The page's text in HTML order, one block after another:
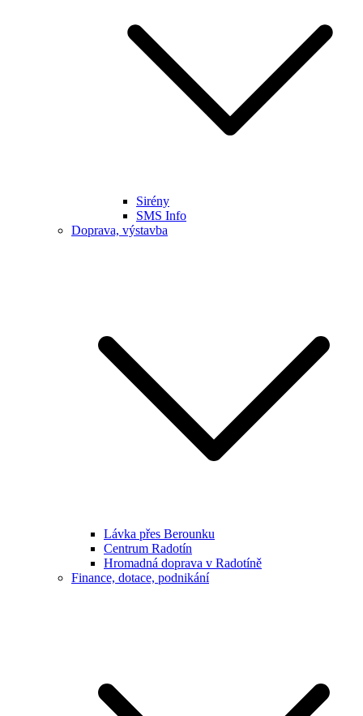
Sirény
SMS Info
Doprava, výstavba
Lávka přes Berounku
Centrum Radotín
Hromadná doprava v Radotíně
Finance, dotace, podnikání